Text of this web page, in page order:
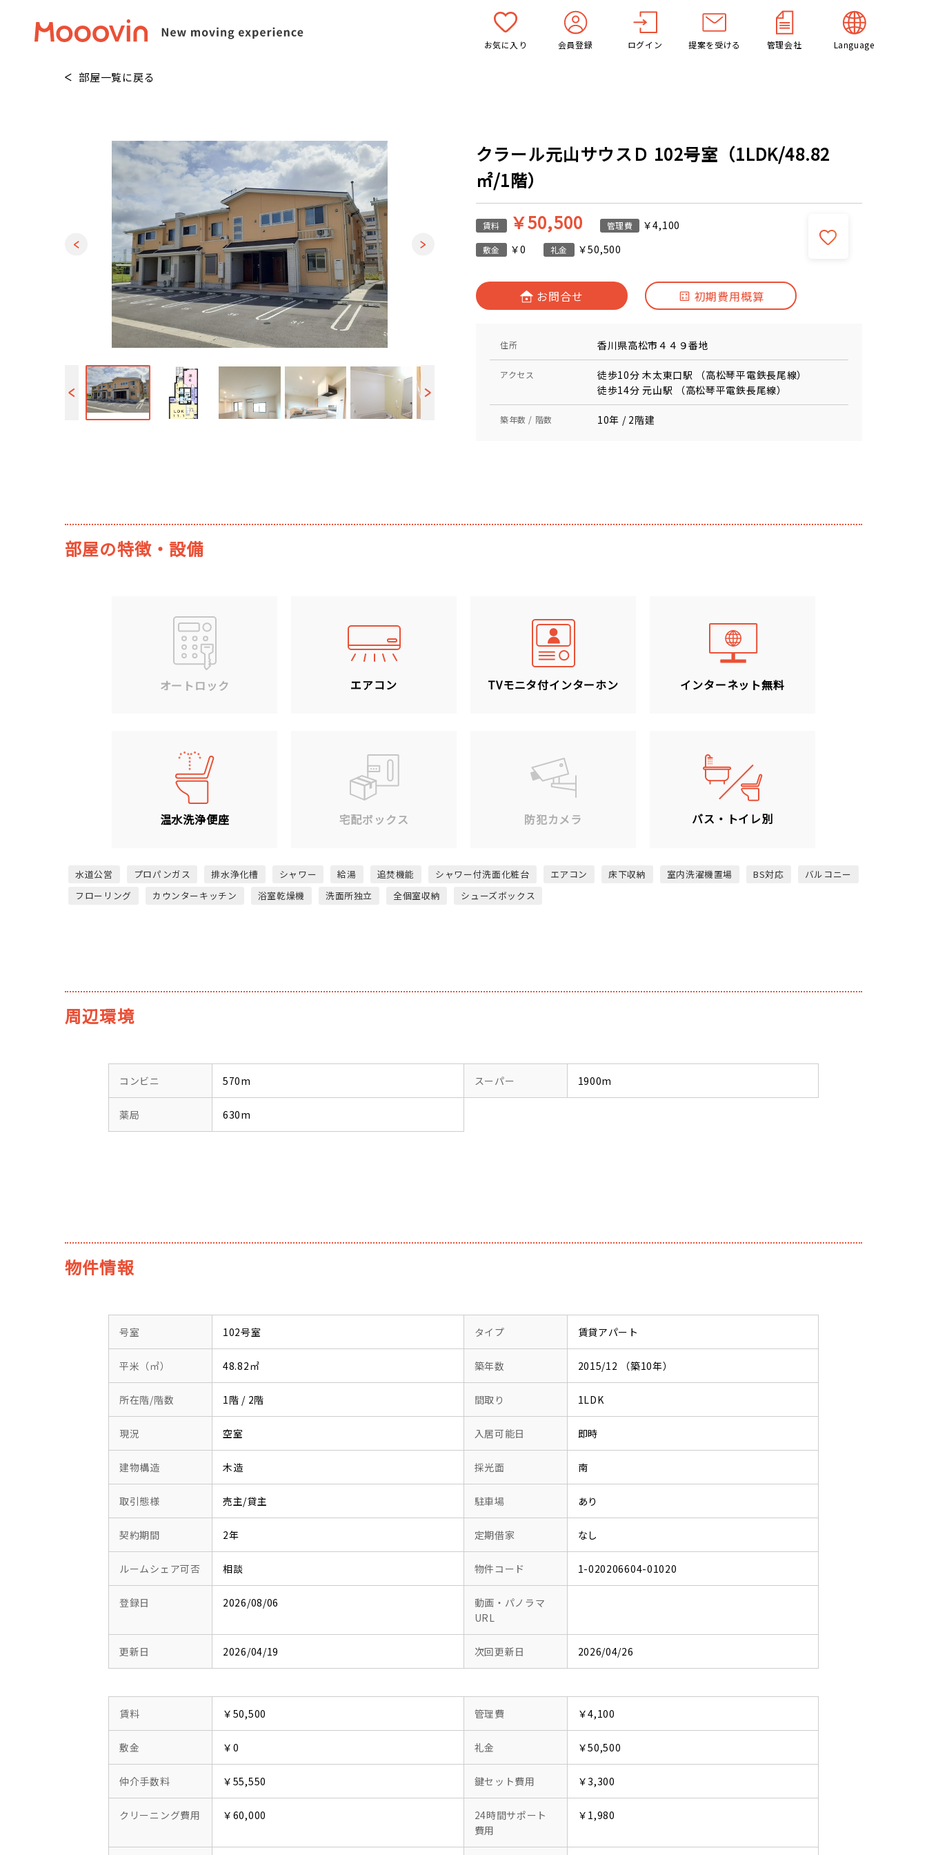
お気に入り 会員登録 ログイン 提案を受ける 管理会社 Language
部屋一覧に戻る
クラール元山サウスＤ 102号室（1LDK/48.82
㎡/1階）
賃料 ￥50,500 管理費 ￥4,100
敷金 ￥0 礼金 ￥50,500
お問合せ 初期費用概算
住所 香川県高松市４４９番地
アクセス
徒歩10分 木太東口駅 （高松琴平電鉄長尾線）
徒歩14分 元山駅 （高松琴平電鉄長尾線）
築年数 / 階数 10年 / 2階建
部屋の特徴・設備
オートロック エアコン TVモニタ付インターホン インターネット無料
温水洗浄便座 宅配ボックス 防犯カメラ バス・トイレ別
水道公営 プロパンガス 排水浄化槽 シャワー 給湯 追焚機能 シャワー付洗面化粧台 エアコン 床下収納 室内洗濯機置場 BS対応
バルコニー
フローリング
カウンターキッチン 浴室乾燥機 洗面所独立 全個室収納 シューズボックス
周辺環境
コンビニ 570m スーパー 1900m
薬局 630m
物件情報
号室 102号室 タイプ 賃貸アパート
平米（㎡） 48.82㎡ 築年数 2015/12 （築10年）
所在階/階数 1階 / 2階 間取り 1LDK
現況 空室 入居可能日 即時
建物構造 木造 採光面 南
取引態様 売主/貸主 駐車場 あり
契約期間 2年 定期借家 なし
ルームシェア可否 相談 物件コード 1-020206604-01020
登録日 2026/08/06
動画・パノラマ
URL
更新日 2026/04/19 次回更新日 2026/04/26
賃料 ￥50,500 管理費 ￥4,100
敷金 ￥0 礼金 ￥50,500
仲介手数料 ￥55,550 鍵セット費用 ￥3,300
クリーニング費用 ￥60,000
24時間サポート
費用
￥1,980